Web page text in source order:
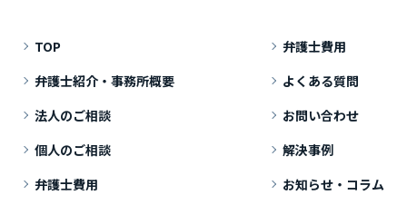
TOP
弁護士紹介・事務所概要
法人のご相談
個人のご相談
弁護士費用
弁護士費用
よくある質問
お問い合わせ
解決事例
お知らせ・コラム